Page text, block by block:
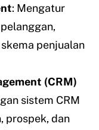
: Mengatur
penjualan
(CRM)
sistem CRM
prospek, dan